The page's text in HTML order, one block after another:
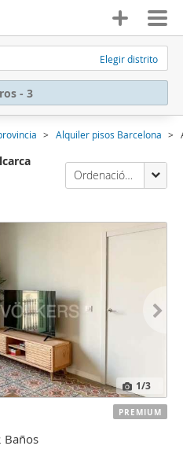
Elegir distrito
- 3
Alquiler pisos Barcelona
Ordenación Enalquiler
1/3
Baños
PREMIUM